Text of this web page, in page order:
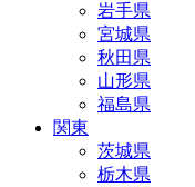
岩手県
宮城県
秋田県
山形県
福島県
関東
茨城県
栃木県